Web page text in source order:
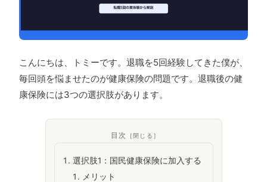
こんにちは、トミーです。退職を5回経験してきた僕が、
毎回頭を悩ませたのが健康保険の問題です。退職後の健
康保険には3つの選択肢があります。
目次
選択肢1：国民健康保険に加入する
メリット